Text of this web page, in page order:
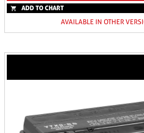
ADD TO CHART
AVAILABLE IN OTHER